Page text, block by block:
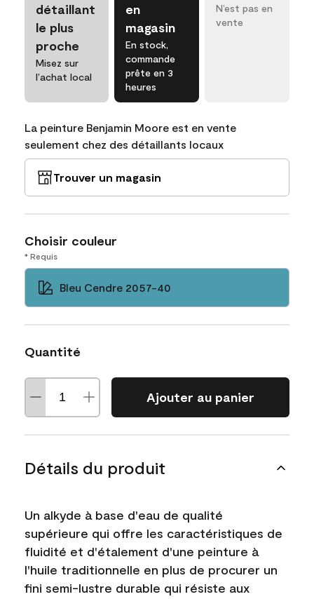
détaillant
le plus
proche
Misez sur
l’achat local
en
magasin
En stock,
commande
prête en 3
heures
N’est pas en
vente
La peinture Benjamin Moore est en vente
seulement chez des détaillants locaux
Trouver un magasin
Choisir couleur
* Requis
Bleu Cendre 2057-40
Quantité
Ajouter au panier
Détails du produit
Un alkyde à base d'eau de qualité
supérieure qui offre les caractéristiques de
fluidité et d'étalement d'une peinture à
l'huile traditionnelle en plus de procurer un
fini semi-lustre durable qui résiste aux